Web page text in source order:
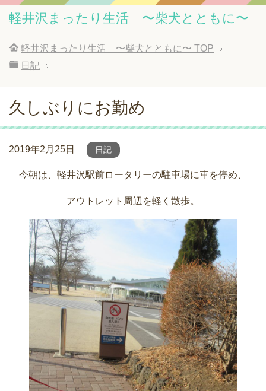
軽井沢まったり生活 〜柴犬とともに〜
軽井沢まったり生活 〜柴犬とともに〜 TOP
日記
久しぶりにお勤め
2019年2月25日 日記
今朝は、軽井沢駅前ロータリーの駐車場に車を停め、
アウトレット周辺を軽く散歩。